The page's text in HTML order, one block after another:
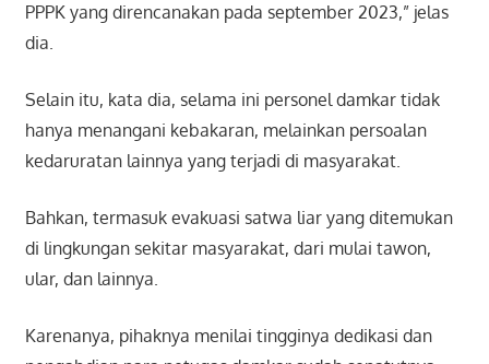
PPPK yang direncanakan pada september 2023,” jelas
dia.
Selain itu, kata dia, selama ini personel damkar tidak
hanya menangani kebakaran, melainkan persoalan
kedaruratan lainnya yang terjadi di masyarakat.
Bahkan, termasuk evakuasi satwa liar yang ditemukan
di lingkungan sekitar masyarakat, dari mulai tawon,
ular, dan lainnya.
Karenanya, pihaknya menilai tingginya dedikasi dan